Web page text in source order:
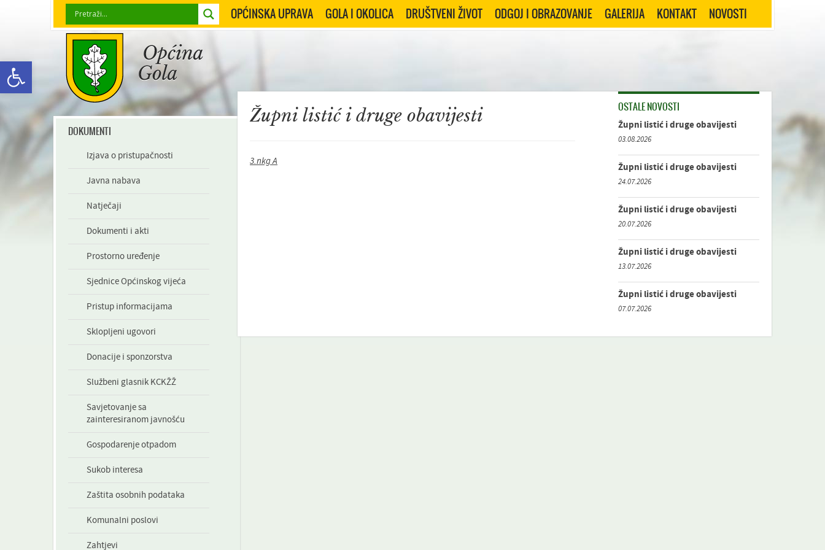
Open toolbar
OPĆINSKA UPRAVA GOLA I OKOLICA DRUŠTVENI ŽIVOT ODGOJ I OBRAZOVANJE GALERIJA KONTAKT NOVOSTI
DOKUMENTI
Izjava o pristupačnosti
Javna nabava
Natječaji
Dokumenti i akti
Prostorno uređenje
Sjednice Općinskog vijeća
Pristup informacijama
Sklopljeni ugovori
Donacije i sponzorstva
Službeni glasnik KCKŽŽ
Savjetovanje sa
zainteresiranom javnošću
Gospodarenje otpadom
Sukob interesa
Zaštita osobnih podataka
Komunalni poslovi
Zahtjevi
Župni listić i druge obavijesti
3.nkg A
OSTALE NOVOSTI
Župni listić i druge obavijesti
03.08.2026
Župni listić i druge obavijesti
24.07.2026
Župni listić i druge obavijesti
20.07.2026
Župni listić i druge obavijesti
13.07.2026
Župni listić i druge obavijesti
07.07.2026